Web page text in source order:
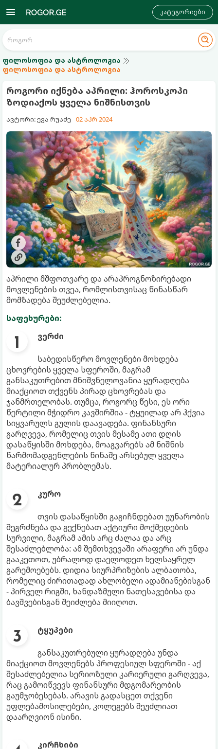
კატეგორიები
ფილოსოფია და ასტროლოგია
ფილოსოფია და ასტროლოგია
როგორი იქნება აპრილი: ჰოროსკოპი
ზოდიაქოს ყველა ნიშნისთვის
ავტორი: ევა რუაძე 02 აპრ 2024
აპრილი მშფოთვარე და არაპროგნოზირებადი
მოვლენების თვეა, რომლისთვისაც წინასწარ
მომზადება შეუძლებელია.
საფეხურები:
ვერძი
საბედისწერო მოვლენები მოხდება
ცხოვრების ყველა სფეროში, მაგრამ
განსაკუთრებით მნიშვნელოვანია ყურადღება
მიაქციოთ თქვენს პირად ცხოვრებას და
ჯანმრთელობას. თუმცა, როგორც წესი, ეს ორი
წერტილი მჭიდრო კავშირშია - ტყუილად არ ჰქვია
სიყვარულს გულის დაავადება. ფინანსური
გარღვევა, რომელიც თვის მესამე ათი დღის
დასაწყისში მოხდება, მოაგვარებს ამ ნიშნის
წარმომადგენლების წინაშე არსებულ ყველა
მატერიალურ პრობლემას.
კურო
თვის დასაწყისში გაგიჩნდებათ უუნარობის
შეგრძნება და გექნებათ აქტიური მოქმედების
სურვილი, მაგრამ ამის არც ძალაა და არც
შესაძლებლობა: ამ შემთხვევაში არაფერი არ უნდა
გააკეთოთ, უბრალოდ დაელოდეთ ხელსაყრელ
გარემოებებს. დიდია სიურპრიზების ალბათობა,
რომელიც ძირითადად ახლობელი ადამიანებისგან
- პირველ რიგში, ხანდაზმული ნათესავებისა და
ბავშვებისგან შეიძლება მიიღოთ.
ტყუპები
განსაკუთრებული ყურადღება უნდა
მიაქციოთ მოვლენებს პროფესიულ სფეროში - აქ
შესაძლებელია სერიოზული კარიერული გარღვევა,
რაც გამოიწვევს ფინანსური მდგომარეობის
გაუმჯობესებას. არავის გადასცეთ თქვენი
უფლებამოსილებები, კოლეგებს შეუძლიათ
დაარღვიონ ისინი.
კირჩხიბი